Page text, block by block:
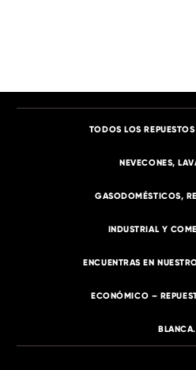
TODOS LOS
NEVECONES,
GASODOMÉSTICOS,
INDUSTRIAL Y
ENCUENTRAS EN
ECONÓMICO –
BLANCA.